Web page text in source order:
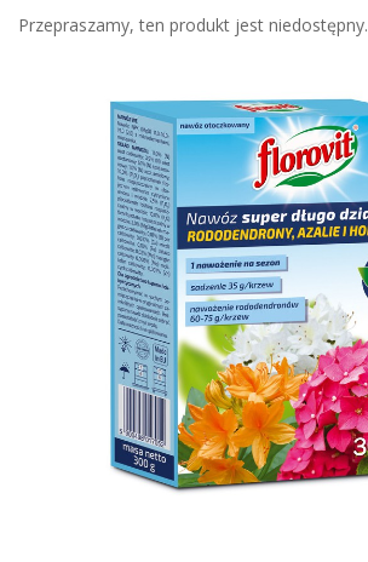
Przepraszamy, ten produkt jest niedostępny.